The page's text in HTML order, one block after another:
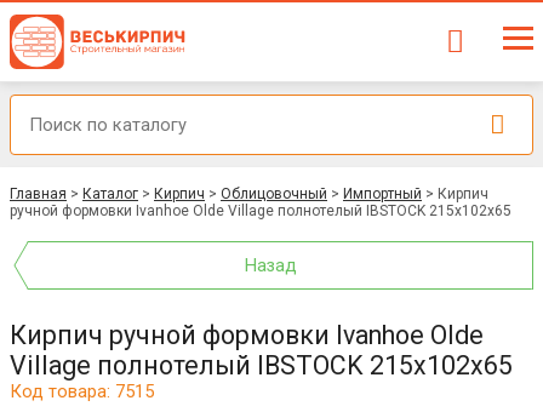
Главная > Каталог > Кирпич > Облицовочный > Импортный > Кирпич
ручной формовки Ivanhoe Olde Village полнотелый IBSTOCK 215x102x65
Назад
Кирпич ручной формовки Ivanhoe Olde
Village полнотелый IBSTOCK 215x102x65
Код товара: 7515